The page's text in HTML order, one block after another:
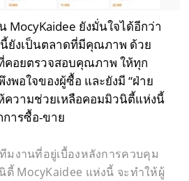
MocyKaidee ยังมั่นใจได้อีกว่า
ยังเป็นตลาดที่มีคุณภาพ ด้วย
คอยตรวจสอบคุณภาพ ให้ทุก
พอใจของผู้ซื้อ และยังมี “ฝ่าย
ความช่วยเหลือคอมมิวนิตี้แห่งนี้
การซื้อ-ขาย
มงานที่อยู่เบื้องหลังการควบคุม
ตี้ MocyKaidee แห่งนี้ จะทำให้ผู้